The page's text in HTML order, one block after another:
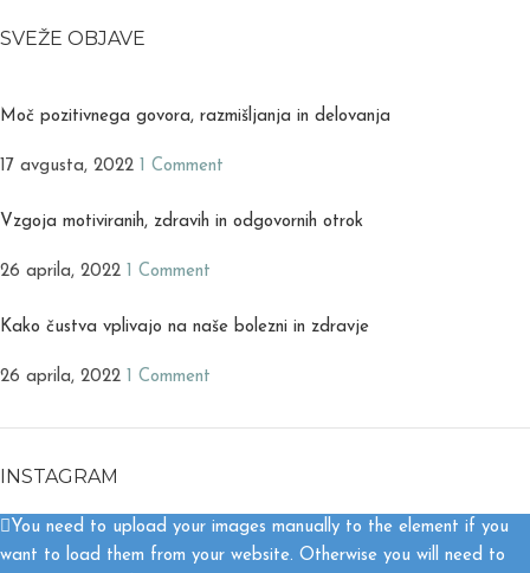
SVEŽE OBJAVE
Moč pozitivnega govora, razmišljanja in delovanja
17 avgusta, 2022 1 Comment
Vzgoja motiviranih, zdravih in odgovornih otrok
26 aprila, 2022 1 Comment
Kako čustva vplivajo na naše bolezni in zdravje
26 aprila, 2022 1 Comment
INSTAGRAM
You need to upload your images manually to the element if you
want to load them from your website. Otherwise you will need to